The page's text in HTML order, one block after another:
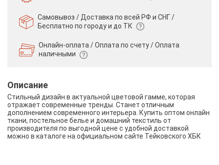
Самовывоз / Доставка по всей РФ и СНГ /
Бесплатно по городу и до ТК
Онлайн-оплата / Оплата по счету /Оплата
наличными
Описание
Стильный дизайн в актуальной цветовой гамме, которая
отражает современные тренды. Станет отличным
дополнением современного интерьера. Купить оптом онлайн
ткани, постельное белье и домашний текстиль от
производителя по выгодной цене с удобной доставкой
можно в каталоге на официальном сайте Тейковского ХБК